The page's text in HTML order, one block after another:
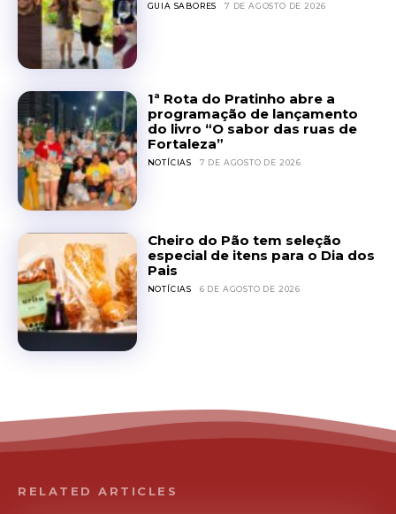
GUIA SABORES 7 DE AGOSTO DE 2026
1ª Rota do Pratinho abre a
programação de lançamento
do livro “O sabor das ruas de
Fortaleza”
NOTÍCIAS 7 DE AGOSTO DE 2026
Cheiro do Pão tem seleção
especial de itens para o Dia dos
Pais
NOTÍCIAS 6 DE AGOSTO DE 2026
RELATED ARTICLES